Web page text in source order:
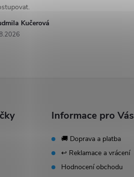
Kučerová
Informace pro Vás
🚚 Doprava a platba
↩️ Reklamace a vrácení
Hodnocení obchodu